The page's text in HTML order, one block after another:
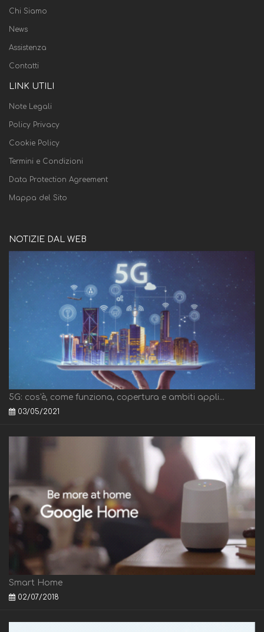
Chi Siamo
News
Assistenza
Contatti
LINK UTILI
Note Legali
Policy Privacy
Cookie Policy
Termini e Condizioni
Data Protection Agreement
Mappa del Sito
NOTIZIE DAL WEB
5G: cos'è, come funziona, copertura e ambiti appli...
03/05/2021
Smart Home
02/07/2018